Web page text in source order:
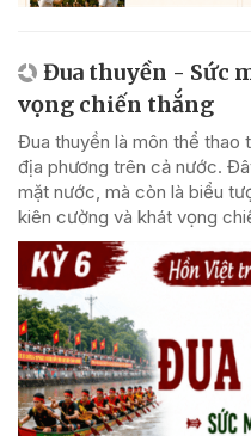
Đua thuyền - Sức
vọng chiến thắng
Đua thuyền là môn thể thao
địa phương trên cả nước.
mặt nước, mà còn là biểu
kiên cường và khát vọng